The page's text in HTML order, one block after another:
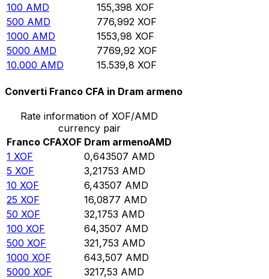
100 AMD 155,398 XOF
500 AMD 776,992 XOF
1000 AMD 1553,98 XOF
5000 AMD 7769,92 XOF
10.000 AMD 15.539,8 XOF
Converti Franco CFA in Dram armeno
Rate information of XOF/AMD
currency pair
Franco CFAXOF Dram armenoAMD
1 XOF 0,643507 AMD
5 XOF 3,21753 AMD
10 XOF 6,43507 AMD
25 XOF 16,0877 AMD
50 XOF 32,1753 AMD
100 XOF 64,3507 AMD
500 XOF 321,753 AMD
1000 XOF 643,507 AMD
5000 XOF 3217,53 AMD